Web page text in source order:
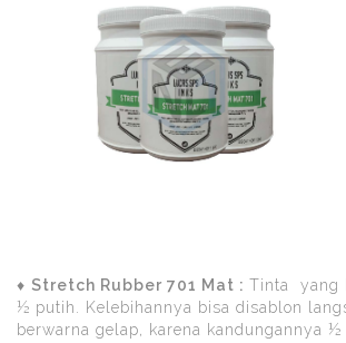
♦ Stretch Rubber 701 Mat : Tinta yang
½ putih. Kelebihannya bisa disablon
berwarna gelap, karena kandungannya